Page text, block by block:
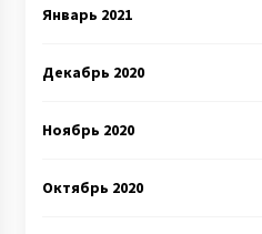
Январь 2021
Декабрь 2020
Ноябрь 2020
Октябрь 2020